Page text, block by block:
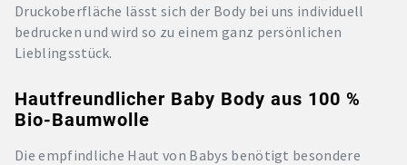
Druckoberfläche lässt sich der Body bei uns individuell
bedrucken und wird so zu einem ganz persönlichen
Lieblingsstück.
Hautfreundlicher Baby Body aus 100 %
Bio-Baumwolle
Die empfindliche Haut von Babys benötigt besondere